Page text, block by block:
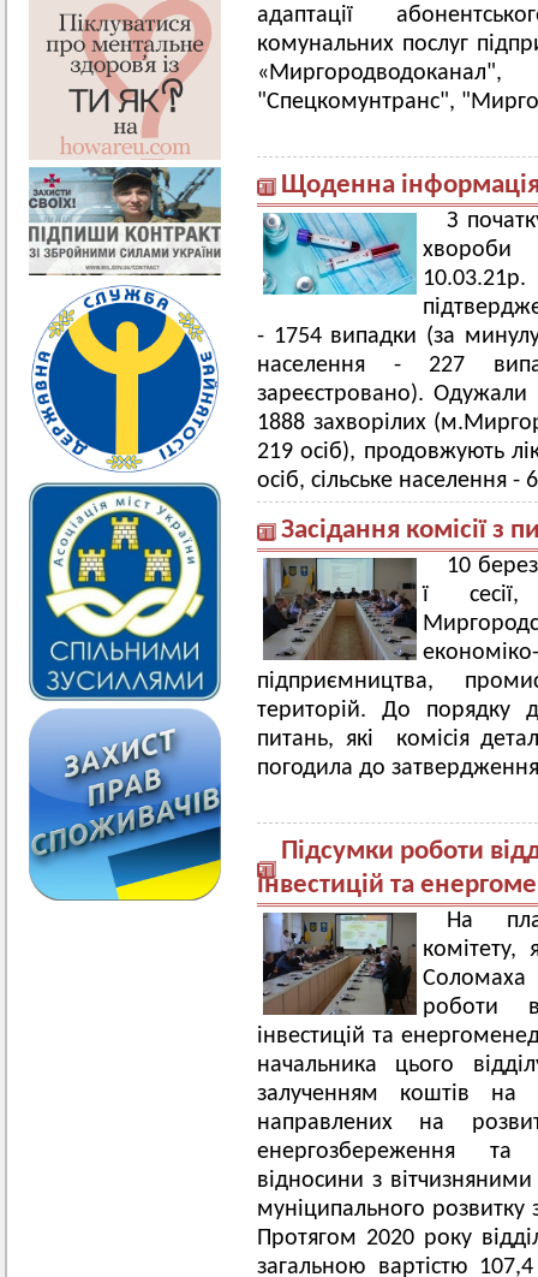
адаптації
комунальних послуг
"Спецкомунтранс",
Щоденна інформація
З
хвороби
- 1754 випадки (за
населення - 227
зареєстровано). Одужали
1888 захворілих
219 осіб), продовжують
осіб, сільське населення -
Засідання комісії з
10
ї сесії,
підприємництва,
територій. До порядку
питань, які комісія
погодила до затвердження
Підсумки роботи
інвестицій та
На
комітету,
роботи
інвестицій та
начальника цього
залученням коштів на
направлених на
енергозбереження та
відносини з
муніципального розвитку
Протягом 2020 року
загальною вартістю